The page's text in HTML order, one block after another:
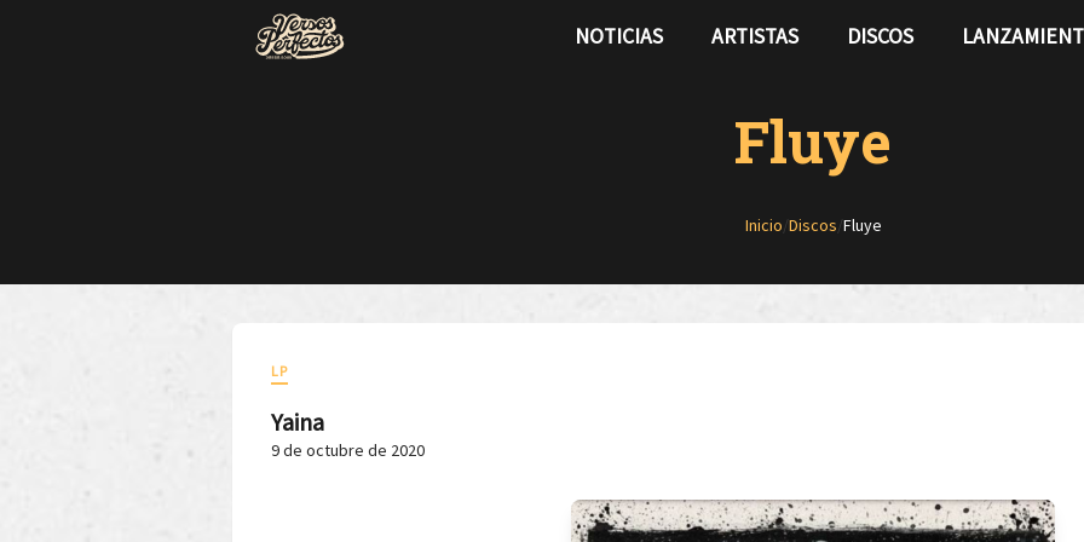
NOTICIAS ARTISTAS DISCOS
Fluye
Inicio/Discos/Fluye
LP
Yaina
9 de octubre de 2020